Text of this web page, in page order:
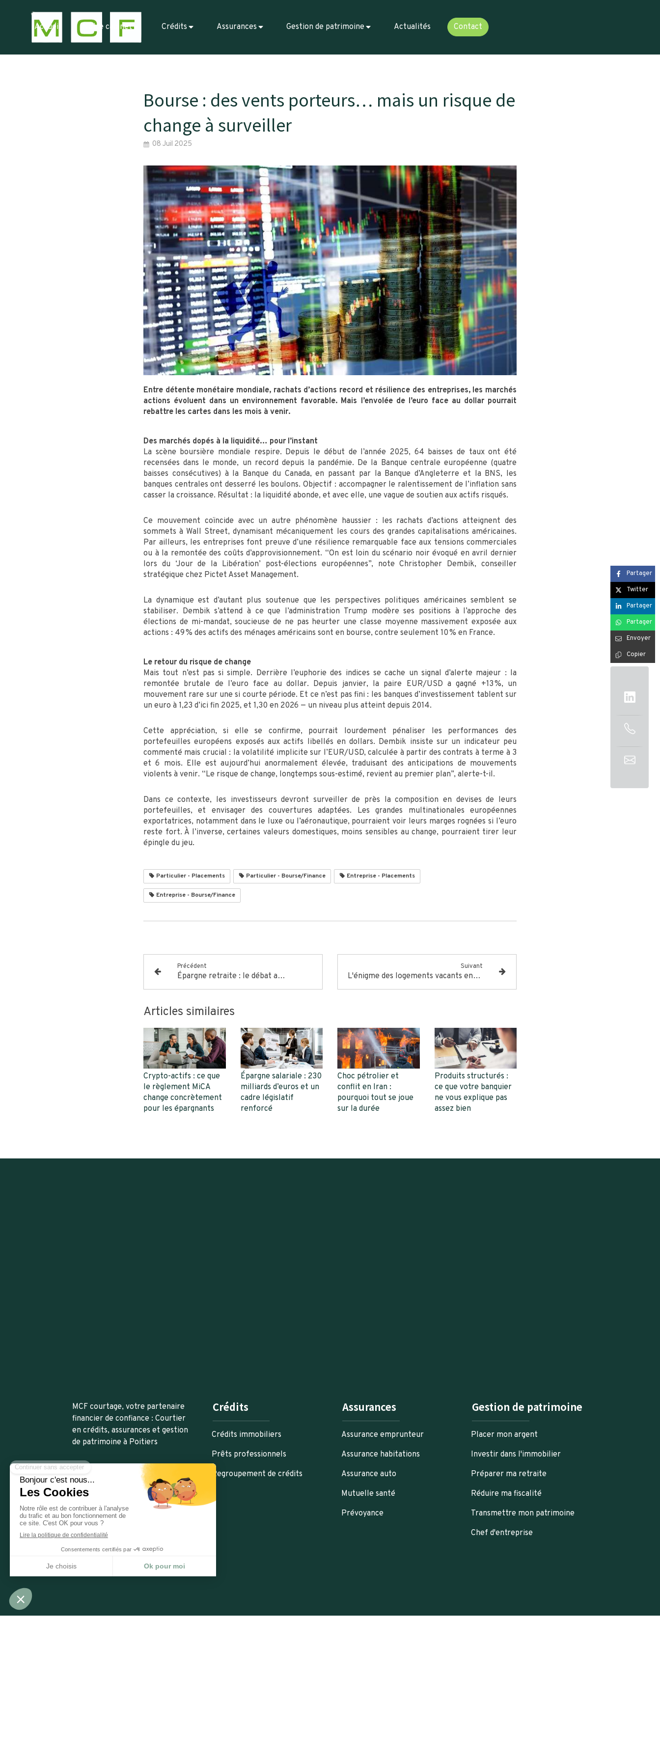
Accueil Notre cabinet Crédits Assurances Gestion de patrimoine Actualités Contact
Bourse : des vents porteurs… mais un risque de
change à surveiller
08 Juil 2025
Entre détente monétaire mondiale, rachats d’actions record et résilience des entreprises, les marchés
actions évoluent dans un environnement favorable. Mais l’envolée de l’euro face au dollar pourrait
rebattre les cartes dans les mois à venir.
Des marchés dopés à la liquidité… pour l’instant
La scène boursière mondiale respire. Depuis le début de l’année 2025, 64 baisses de taux ont été
recensées dans le monde, un record depuis la pandémie. De la Banque centrale européenne (quatre
baisses consécutives) à la Banque du Canada, en passant par la Banque d’Angleterre et la BNS, les
banques centrales ont desserré les boulons. Objectif : accompagner le ralentissement de l’inflation sans
casser la croissance. Résultat : la liquidité abonde, et avec elle, une vague de soutien aux actifs risqués.
Ce mouvement coïncide avec un autre phénomène haussier : les rachats d’actions atteignent des
sommets à Wall Street, dynamisant mécaniquement les cours des grandes capitalisations américaines.
Par ailleurs, les entreprises font preuve d’une résilience remarquable face aux tensions commerciales
ou à la remontée des coûts d’approvisionnement. “On est loin du scénario noir évoqué en avril dernier
lors du ‘Jour de la Libération’ post-élections européennes”, note Christopher Dembik, conseiller
stratégique chez Pictet Asset Management.
La dynamique est d’autant plus soutenue que les perspectives politiques américaines semblent se
stabiliser. Dembik s’attend à ce que l’administration Trump modère ses positions à l’approche des
élections de mi-mandat, soucieuse de ne pas heurter une classe moyenne massivement exposée aux
actions : 49 % des actifs des ménages américains sont en bourse, contre seulement 10 % en France.
Le retour du risque de change
Mais tout n’est pas si simple. Derrière l’euphorie des indices se cache un signal d’alerte majeur : la
remontée brutale de l’euro face au dollar. Depuis janvier, la paire EUR/USD a gagné +13 %, un
mouvement rare sur une si courte période. Et ce n’est pas fini : les banques d’investissement tablent sur
un euro à 1,23 d’ici fin 2025, et 1,30 en 2026 — un niveau plus atteint depuis 2014.
Cette appréciation, si elle se confirme, pourrait lourdement pénaliser les performances des
portefeuilles européens exposés aux actifs libellés en dollars. Dembik insiste sur un indicateur peu
commenté mais crucial : la volatilité implicite sur l’EUR/USD, calculée à partir des contrats à terme à 3
et 6 mois. Elle est aujourd’hui anormalement élevée, traduisant des anticipations de mouvements
violents à venir. “Le risque de change, longtemps sous-estimé, revient au premier plan”, alerte-t-il.
Dans ce contexte, les investisseurs devront surveiller de près la composition en devises de leurs
portefeuilles, et envisager des couvertures adaptées. Les grandes multinationales européennes
exportatrices, notamment dans le luxe ou l’aéronautique, pourraient voir leurs marges rognées si l’euro
reste fort. À l’inverse, certaines valeurs domestiques, moins sensibles au change, pourraient tirer leur
épingle du jeu.
Particulier - Placements Particulier - Bourse/Finance Entreprise - Placements
Entreprise - Bourse/Finance
Précédent
Épargne retraite : le débat autour de l'imposition du Private Equity
Suivant
L'énigme des logements vacants en France : quand l'offre excède la demande.
Articles similaires
Crypto-actifs : ce que
le règlement MiCA
change concrètement
pour les épargnants
Épargne salariale : 230
milliards d’euros et un
cadre législatif
renforcé
Choc pétrolier et
conflit en Iran :
pourquoi tout se joue
sur la durée
Produits structurés :
ce que votre banquier
ne vous explique pas
assez bien
Partager
Twitter
Partager
Partager
Envoyer
Copier
MCF courtage, votre partenaire
financier de confiance : Courtier
en crédits, assurances et gestion
de patrimoine à Poitiers
Crédits
Crédits immobiliers
Prêts professionnels
Regroupement de crédits
Assurances
Assurance emprunteur
Assurance habitations
Assurance auto
Mutuelle santé
Prévoyance
Gestion de patrimoine
Placer mon argent
Investir dans l'immobilier
Préparer ma retraite
Réduire ma fiscalité
Transmettre mon patrimoine
Chef d'entreprise